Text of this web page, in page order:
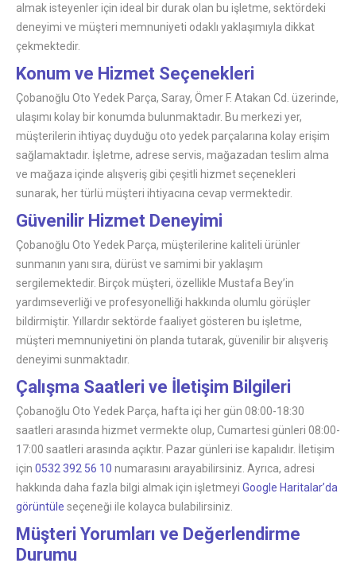
almak isteyenler için ideal bir durak olan bu işletme, sektördeki
deneyimi ve müşteri memnuniyeti odaklı yaklaşımıyla dikkat
çekmektedir.
Konum ve Hizmet Seçenekleri
Çobanoğlu Oto Yedek Parça, Saray, Ömer F. Atakan Cd. üzerinde,
ulaşımı kolay bir konumda bulunmaktadır. Bu merkezi yer,
müşterilerin ihtiyaç duyduğu oto yedek parçalarına kolay erişim
sağlamaktadır. İşletme, adrese servis, mağazadan teslim alma
ve mağaza içinde alışveriş gibi çeşitli hizmet seçenekleri
sunarak, her türlü müşteri ihtiyacına cevap vermektedir.
Güvenilir Hizmet Deneyimi
Çobanoğlu Oto Yedek Parça, müşterilerine kaliteli ürünler
sunmanın yanı sıra, dürüst ve samimi bir yaklaşım
sergilemektedir. Birçok müşteri, özellikle Mustafa Bey’in
yardımseverliği ve profesyonelliği hakkında olumlu görüşler
bildirmiştir. Yıllardır sektörde faaliyet gösteren bu işletme,
müşteri memnuniyetini ön planda tutarak, güvenilir bir alışveriş
deneyimi sunmaktadır.
Çalışma Saatleri ve İletişim Bilgileri
Çobanoğlu Oto Yedek Parça, hafta içi her gün 08:00-18:30
saatleri arasında hizmet vermekte olup, Cumartesi günleri 08:00-
17:00 saatleri arasında açıktır. Pazar günleri ise kapalıdır. İletişim
için 0532 392 56 10 numarasını arayabilirsiniz. Ayrıca, adresi
hakkında daha fazla bilgi almak için işletmeyi Google Haritalar’da
görüntüle seçeneği ile kolayca bulabilirsiniz.
Müşteri Yorumları ve Değerlendirme
Durumu